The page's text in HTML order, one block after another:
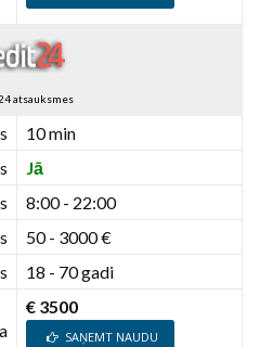
atsauksmes
10 min
Jā
8:00 - 22:00
50 - 3000 €
18 - 70 gadi
€ 3500
SAŅEMT NAUDU